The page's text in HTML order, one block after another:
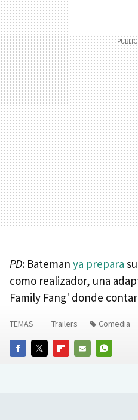
PD: Bateman ya prepara
como realizador, una
Family Fang' donde
FACEBOOKTWITTERFLIPBOARD
E-
WHATSAPP
TEMAS Trailers Comedia